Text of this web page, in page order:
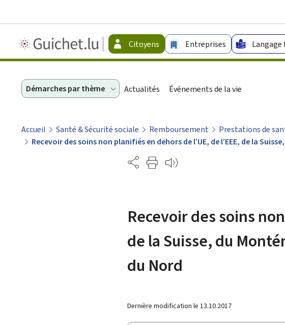
Guichet.lu
-
Citoyens Entreprises Langage
Démarches par thème Actualités Événements de la vie
Accueil Santé & Sécurité sociale Remboursement
Prestations de
Recevoir des soins non planifiés en dehors de l’UE, de l’EEE, de la
Partage
Recevoir des soins
de la Suisse, du
du Nord
Dernière modification le 13.10.2017